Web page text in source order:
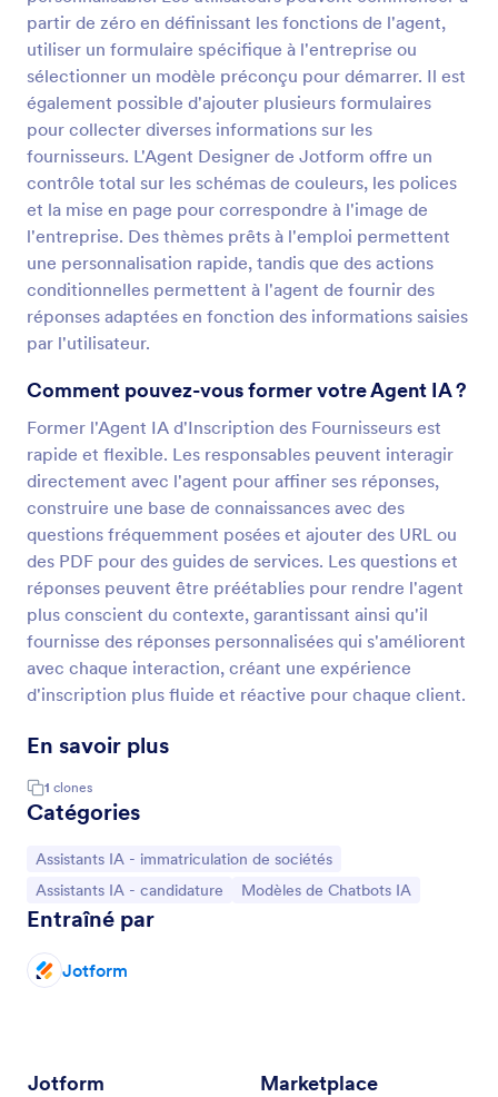
partir de zéro en définissant les fonctions de l'agent,
utiliser un formulaire spécifique à l'entreprise ou
sélectionner un modèle préconçu pour démarrer. Il est
également possible d'ajouter plusieurs formulaires
pour collecter diverses informations sur les
fournisseurs. L'Agent Designer de Jotform offre un
contrôle total sur les schémas de couleurs, les polices
et la mise en page pour correspondre à l'image de
l'entreprise. Des thèmes prêts à l'emploi permettent
une personnalisation rapide, tandis que des actions
conditionnelles permettent à l'agent de fournir des
réponses adaptées en fonction des informations saisies
par l'utilisateur.
Comment pouvez-vous former votre Agent IA ?
Former l'Agent IA d'Inscription des Fournisseurs est
rapide et flexible. Les responsables peuvent interagir
directement avec l'agent pour affiner ses réponses,
construire une base de connaissances avec des
questions fréquemment posées et ajouter des URL ou
des PDF pour des guides de services. Les questions et
réponses peuvent être préétablies pour rendre l'agent
plus conscient du contexte, garantissant ainsi qu'il
fournisse des réponses personnalisées qui s'améliorent
avec chaque interaction, créant une expérience
d'inscription plus fluide et réactive pour chaque client.
En savoir plus
1 clones
Catégories
Accéder à la catégorie :
Assistants IA - immatriculation de sociétés
Accéder à la catégorie :
Assistants IA - candidature Accéder à la catégorie :
Modèles de Chatbots IA
Entraîné par
Jotform
Jotform Marketplace